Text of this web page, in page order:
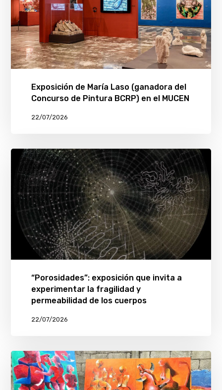
Exposición de María Laso (ganadora del
Concurso de Pintura BCRP) en el MUCEN
22/07/2026
“Porosidades”: exposición que invita a
experimentar la fragilidad y
permeabilidad de los cuerpos
22/07/2026